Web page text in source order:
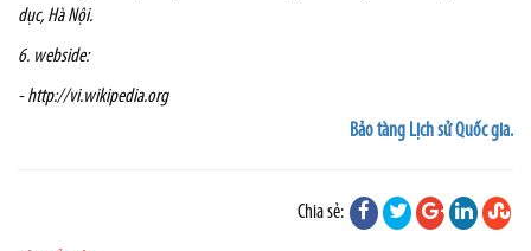
dục, Hà Nội.
6. webside:
-http://vi.wikipedia.org
Bảo tàng Lịch sử Quốc gia.
Chia sẻ: